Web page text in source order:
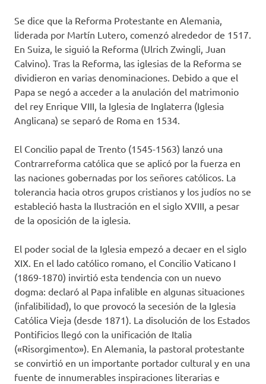
Se dice que la Reforma Protestante en Alemania,
liderada por Martín Lutero, comenzó alrededor de 1517.
En Suiza, le siguió la Reforma (Ulrich Zwingli, Juan
Calvino). Tras la Reforma, las iglesias de la Reforma se
dividieron en varias denominaciones. Debido a que el
Papa se negó a acceder a la anulación del matrimonio
del rey Enrique VIII, la Iglesia de Inglaterra (Iglesia
Anglicana) se separó de Roma en 1534.
El Concilio papal de Trento (1545-1563) lanzó una
Contrarreforma católica que se aplicó por la fuerza en
las naciones gobernadas por los señores católicos. La
tolerancia hacia otros grupos cristianos y los judíos no se
estableció hasta la Ilustración en el siglo XVIII, a pesar
de la oposición de la iglesia.
El poder social de la Iglesia empezó a decaer en el siglo
XIX. En el lado católico romano, el Concilio Vaticano I
(1869-1870) invirtió esta tendencia con un nuevo
dogma: declaró al Papa infalible en algunas situaciones
(infalibilidad), lo que provocó la secesión de la Iglesia
Católica Vieja (desde 1871). La disolución de los Estados
Pontificios llegó con la unificación de Italia
(«Risorgimento»). En Alemania, la pastoral protestante
se convirtió en un importante portador cultural y en una
fuente de innumerables inspiraciones literarias e